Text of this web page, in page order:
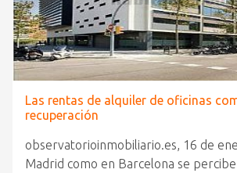
Las rentas de alquiler de oficinas
recuperación
observatorioinmobiliario.es, 16 de
Madrid como en Barcelona se percibe